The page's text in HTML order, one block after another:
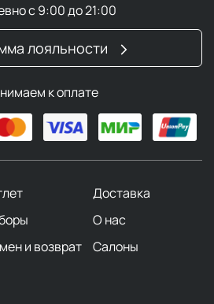
с 9:00 до 21:00
лояльности
к оплате
Доставка
О нас
и возврат
Салоны